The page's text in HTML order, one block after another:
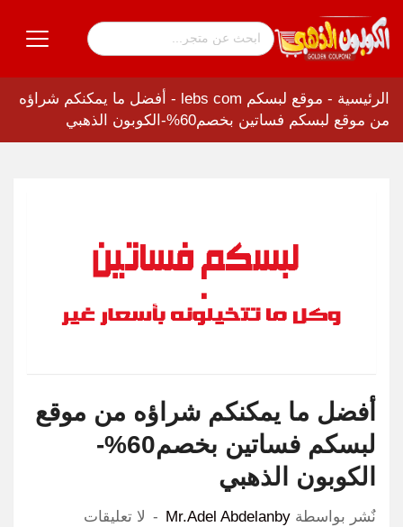
الرئيسية - موقع لبسكم lebs com - أفضل ما يمكنكم شراؤه
من موقع لبسكم فساتين بخصم60%-الكوبون الذهبي
أفضل ما يمكنكم شراؤه من موقع
لبسكم فساتين بخصم60%-
الكوبون الذهبي
نٌشر بواسطة Mr.Adel Abdelanby لا تعليقات